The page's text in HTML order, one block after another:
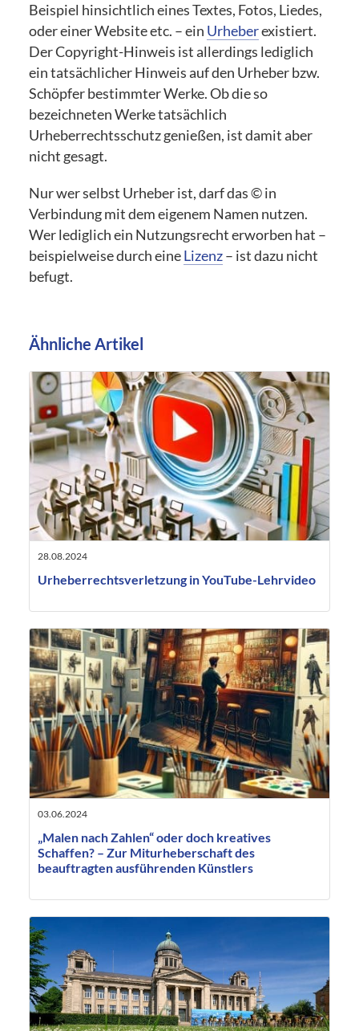
Beispiel hinsichtlich eines Textes, Fotos, Liedes,
oder einer Website etc. – ein Urheberexistiert.
Der Copyright-Hinweis ist allerdings lediglich
ein tatsächlicher Hinweis auf den Urheber bzw.
Schöpfer bestimmter Werke. Ob die so
bezeichneten Werke tatsächlich
Urheberrechtsschutz genießen, ist damit aber
nicht gesagt.
Nur wer selbst Urheber ist, darf das © in
Verbindung mit dem eigenem Namen nutzen.
Wer lediglich ein Nutzungsrecht erworben hat –
beispielweise durch eineLizenz– ist dazu nicht
befugt.
Ähnliche Artikel
28.08.2024
Urheberrechtsverletzung in YouTube-Lehrvideo
03.06.2024
„Malen nach Zahlen“ oder doch kreatives
Schaffen? – Zur Miturheberschaft des
beauftragten ausführenden Künstlers